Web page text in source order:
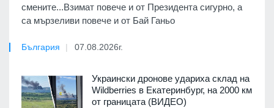
смените...Взимат повече и от Президента сигурно, а
са мързеливи повече и от Бай Ганьо
България 07.08.2026г.
Украински дронове удариха склад на
Wildberries в Екатеринбург, на 2000 км
от границата (ВИДЕО)